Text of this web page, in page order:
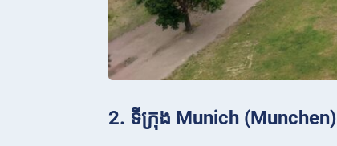
2. ទីក្រុង Munich (Munchen)